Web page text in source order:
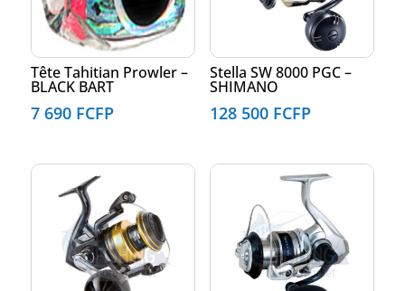
Tête Tahitian Prowler –
BLACK BART
7 690 FCFP
Stella SW 8000 PGC –
SHIMANO
128 500 FCFP